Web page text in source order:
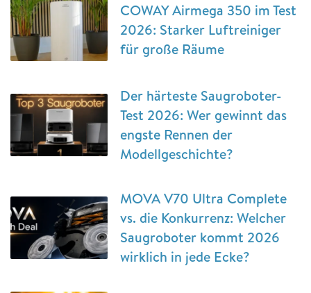
COWAY Airmega 350 im Test
2026: Starker Luftreiniger
für große Räume
Der härteste Saugroboter-
Test 2026: Wer gewinnt das
engste Rennen der
Modellgeschichte?
MOVA V70 Ultra Complete
vs. die Konkurrenz: Welcher
Saugroboter kommt 2026
wirklich in jede Ecke?